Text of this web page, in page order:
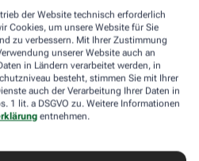
der Website technisch erforderlich
Cookies, um unsere Website für Sie
zu verbessern. Mit Ihrer Zustimmung
unserer Website auch an
in Ländern verarbeitet werden, in
besteht, stimmen Sie mit Ihrer
auch der Verarbeitung Ihrer Daten in
1 lit. a DSGVO zu. Weitere Informationen
entnehmen.
zu erkennen und die
etwa durch den optimalen
Medikamenten. Darüber hinaus
zu Migräne bereit
und Stressbewältigung.
Digitaler Personal